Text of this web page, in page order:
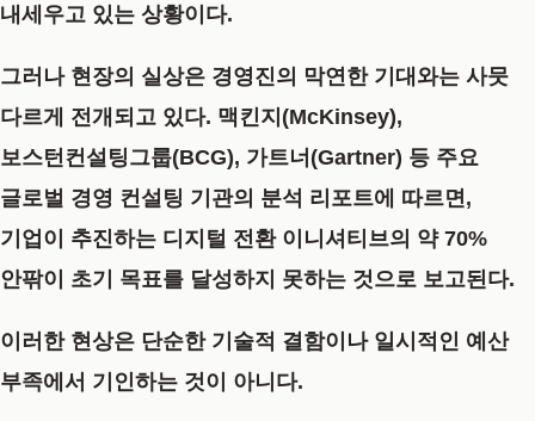
내세우고 있는 상황이다.
그러나 현장의 실상은 경영진의 막연한 기대와는 사뭇
다르게 전개되고 있다. 맥킨지(McKinsey),
보스턴컨설팅그룹(BCG), 가트너(Gartner) 등 주요
글로벌 경영 컨설팅 기관의 분석 리포트에 따르면,
기업이 추진하는 디지털 전환 이니셔티브의 약 70%
안팎이 초기 목표를 달성하지 못하는 것으로 보고된다.
이러한 현상은 단순한 기술적 결함이나 일시적인 예산
부족에서 기인하는 것이 아니다.